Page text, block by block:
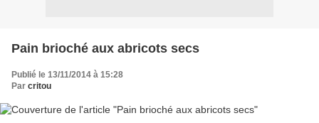
Pain brioché aux abricots secs
Publié le 13/11/2014 à 15:28
Par critou